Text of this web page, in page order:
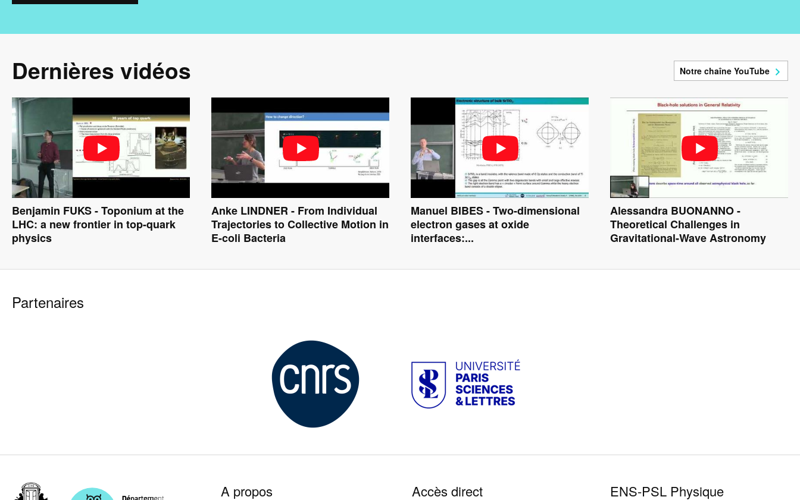
Dernières vidéos Notre chaîne YouTube
Benjamin FUKS - Toponium at the
LHC: a new frontier in top-quark
physics
Anke LINDNER - From Individual
Trajectories to Collective Motion in
E-coli Bacteria
Manuel BIBES - Two-dimensional
electron gases at oxide
interfaces:...
Alessandra BUONANNO -
Theoretical Challenges in
Gravitational-Wave Astronomy
Partenaires
Image
Image
A propos Accès direct ENS-PSL Physique